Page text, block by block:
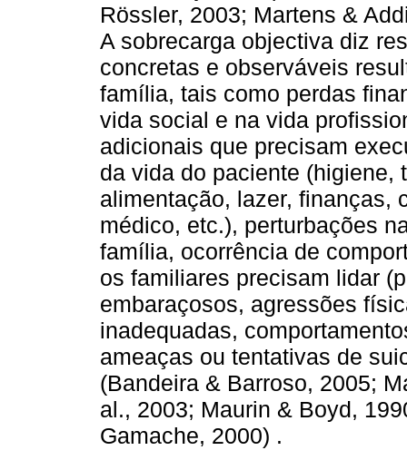
Rössler, 2003; Martens &
A sobrecarga objectiva diz
concretas e observáveis
família, tais como perdas
vida social e na vida
adicionais que precisam
da vida do paciente (higiene,
alimentação, lazer, finanças,
médico, etc.), perturbações
família, ocorrência de
os familiares precisam lidar
embaraçosos, agressões
inadequadas,
ameaças ou tentativas de
(Bandeira & Barroso, 2005;
al., 2003; Maurin & Boyd,
Gamache, 2000) .